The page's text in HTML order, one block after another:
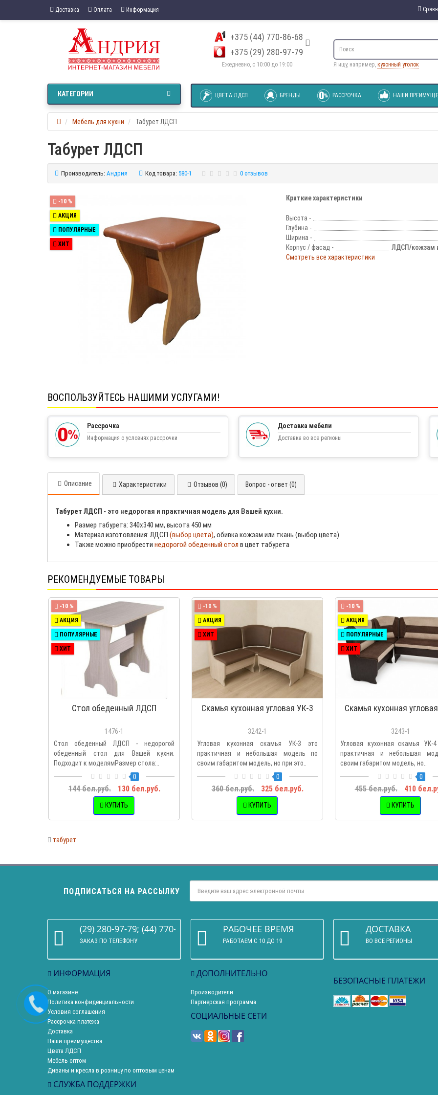
Доставка Оплата Информация
+375 (44) 770-86-68
+375 (29) 280-97-79
Ежедневно, с 10:00 до 19:00 Я ищу, например, кухонный уголок
ЦВЕТА ЛДСП БРЕНДЫ РАССРОЧКА НАШИ
КАТЕГОРИИ
Мебель для кухни Табурет ЛДСП
Табурет ЛДСП
Производитель: Андрия Код товара: 580-1 0 отзывов
-10 %
АКЦИЯ
ПОПУЛЯРНЫЕ
ХИТ
Краткие характеристики
Высота -
Глубина -
Ширина -
Корпус / фасад -
ЛДСП/кожзам
Смотреть все характеристики
ВОСПОЛЬЗУЙТЕСЬ НАШИМИ УСЛУГАМИ!
Рассрочка
Информация о условиях рассрочки
Доставка мебели
Доставка во все регионы
Описание Характеристики Отзывов (0) Вопрос - ответ (0)
Табурет ЛДСП - это недорогая и практичная модель для Вашей кухни.
Размер табурета: 340х340 мм, высота 450 мм
Материал изготовления: ЛДСП (выбор цвета), обивка кожзам или ткань (выбор цвета)
Также можно приобрести недорогой обеденный стол в цвет табурета
РЕКОМЕНДУЕМЫЕ ТОВАРЫ
-10 %
АКЦИЯ
ПОПУЛЯРНЫЕ
ХИТ
Стол обеденный ЛДСП
1476-1
Стол обеденный ЛДСП - недорогой
обеденный стол для Вашей кухни.
Подходит к моделямРазмер стола:..
0
144 бел.руб. 130 бел.руб.
КУПИТЬ
-10 %
АКЦИЯ
ХИТ
Скамья кухонная угловая УК-3
3242-1
Угловая кухонная скамья УК-3 это
практичная и небольшая модель по
своим габаритом модель, но при это..
0
360 бел.руб. 325 бел.руб.
КУПИТЬ
-10 %
АКЦИЯ
ПОПУЛЯРНЫЕ
ХИТ
Скамья кухонная
3243-1
Угловая кухонная скамья
практичная и небольшая
своим габаритом модель, но..
0
455 бел.руб. 410
КУПИТЬ
табурет
ПОДПИСАТЬСЯ НА РАССЫЛКУ
(29) 280-97-79; (44) 770-86-68
ЗАКАЗ ПО ТЕЛЕФОНУ
РАБОЧЕЕ ВРЕМЯ
РАБОТАЕМ С 10 ДО 19
ДОСТАВКА
ВО ВСЕ РЕГИОНЫ
ИНФОРМАЦИЯ
О магазине
Политика конфиденциальности
Условия соглашения
Рассрочка платежа
Доставка
Наши преимущества
Цвета ЛДСП
Мебель оптом
Диваны и кресла в розницу по оптовым ценам
СЛУЖБА ПОДДЕРЖКИ
ДОПОЛНИТЕЛЬНО
Производители
Партнерская программа
СОЦИАЛЬНЫЕ СЕТИ
БЕЗОПАСНЫЕ ПЛАТЕЖИ